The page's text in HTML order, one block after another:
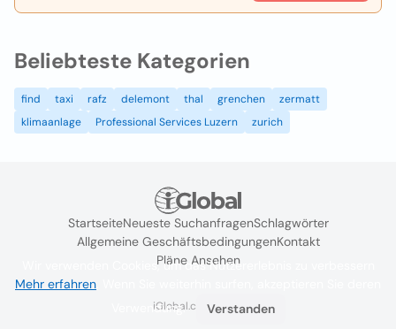
Beliebteste Kategorien
find taxi rafz delemont thal grenchen
zermatt
klimaanlage
Professional Services Luzern zurich
StartseiteNeueste SuchanfragenSchlagwörter
Allgemeine GeschäftsbedingungenKontakt
Pläne Ansehen
iGlobal.co @ 2024
Wir verwenden Cookies, um das Nutzererlebnis zu verbessern
Mehr erfahren
Verwendung.
Verstanden